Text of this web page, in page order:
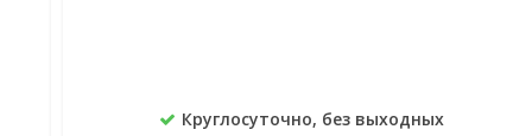
Круглосуточно, без выходных